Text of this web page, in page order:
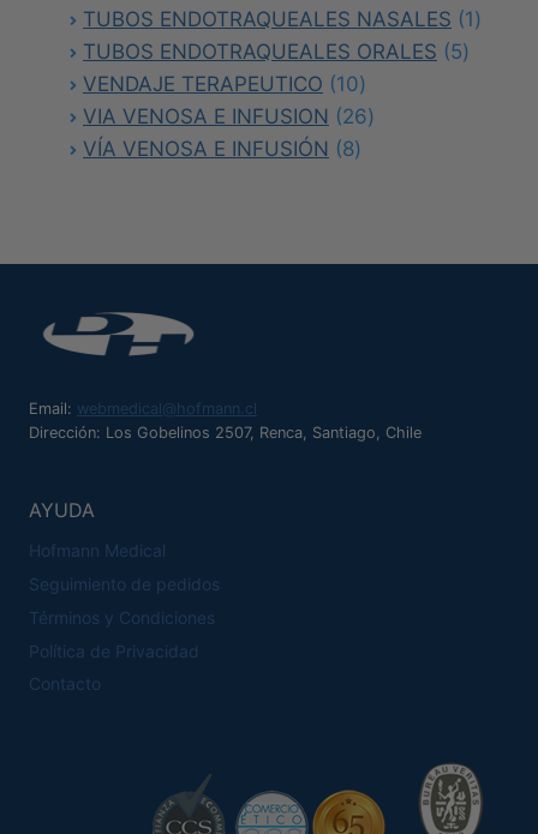
TUBOS ENDOTRAQUEALES NASALES 11
TUBOS ENDOTRAQUEALES ORALES 55
VENDAJE TERAPEUTICO 1010
productos
VIA VENOSA E INFUSION 2626
VÍA VENOSA E INFUSIÓN 88
Email: webmedical@hofmann.cl
Dirección: Los Gobelinos 2507, Renca, Santiago, Chile
AYUDA
Hofmann Medical
Seguimiento de pedidos
Términos y Condiciones
Política de Privacidad
Contacto